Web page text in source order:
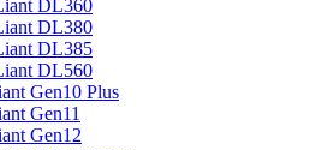
DL360
DL380
DL385
DL560
Gen10 Plus
Gen11
Gen12